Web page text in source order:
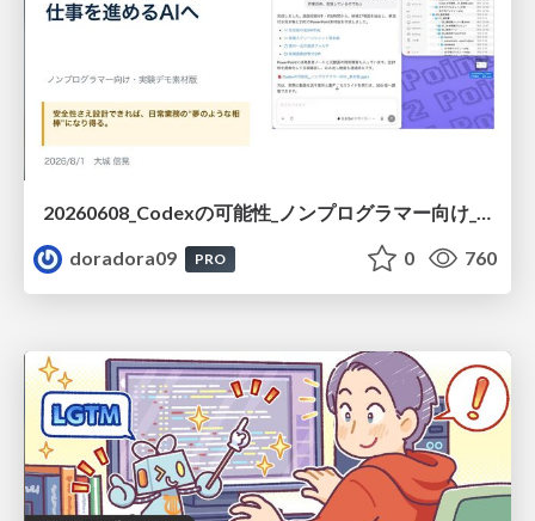
20260608_Codexの可能性_ノンプログラマー向け_大城追記
doradora09
PRO 0 760